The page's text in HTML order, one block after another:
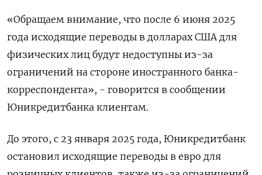
«Обращаем внимание, что после 6 июня 2025
года исходящие переводы в долларах США для
физических лиц будут недоступны из-за
ограничений на стороне иностранного банка-
корреспондента», - говорится в сообщении
Юникредитбанка клиентам.
До этого, с 23 января 2025 года, Юникредитбанк
остановил исходящие переводы в евро для